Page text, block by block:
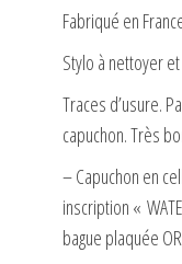
Fabriqué en
Stylo à nettoyer
Traces d’usure.
capuchon. Très
– Capuchon en
inscription «
bague plaquée